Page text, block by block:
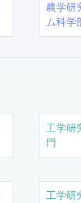
農学
ム科学
工学研
門
工学研